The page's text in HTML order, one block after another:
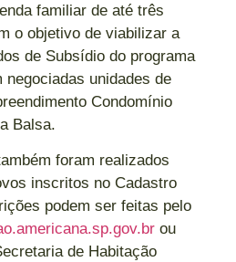
familiar de até três
o objetivo de viabilizar a
de Subsídio do programa
unidades de
Condomínio
Balsa.
foram realizados
inscritos no Cadastro
podem ser feitas pelo
ou
de Habitação